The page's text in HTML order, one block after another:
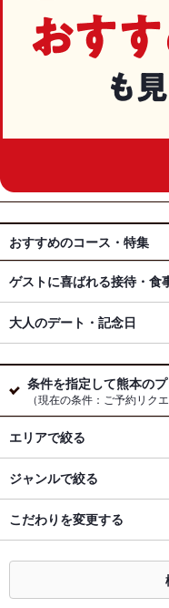
おすすめのコース・特集
ゲストに喜ばれる接待・食
大人のデート・記念日
条件を指定して熊本の
（現在の条件：ご予約リク
エリアで絞る
ジャンルで絞る
こだわりを変更する